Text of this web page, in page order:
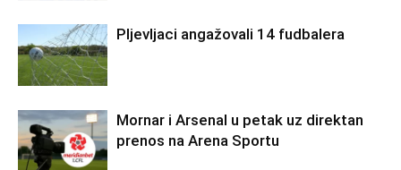
Pljevljaci angažovali 14 fudbalera
Mornar i Arsenal u petak uz direktan
prenos na Arena Sportu